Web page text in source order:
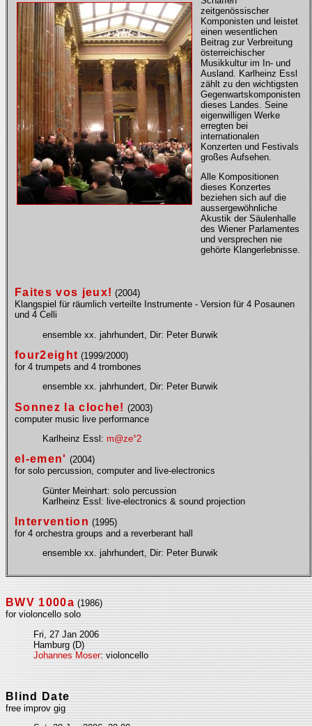
zeitgenössischer
Komponisten und leistet
einen wesentlichen
Beitrag zur Verbreitung
österreichischer
Musikkultur im In- und
Ausland. Karlheinz Essl
zählt zu den wichtigsten
Gegenwartskomponisten
dieses Landes. Seine
eigenwilligen Werke
erregten bei
internationalen
Konzerten und Festivals
großes Aufsehen.
Alle Kompositionen
dieses Konzertes
beziehen sich auf die
aussergewöhnliche
Akustik der Säulenhalle
des Wiener Parlamentes
und versprechen nie
gehörte Klangerlebnisse.
Faites vos jeux! (2004)
Klangspiel für räumlich verteilte Instrumente - Version für 4 Posaunen
und 4 Celli
ensemble xx. jahrhundert, Dir: Peter Burwik
four2eight (1999/2000)
for 4 trumpets and 4 trombones
ensemble xx. jahrhundert, Dir: Peter Burwik
Sonnez la cloche! (2003)
computer music live performance
Karlheinz Essl: m@ze°2
el-emen' (2004)
for solo percussion, computer and live-electronics
Günter Meinhart: solo percussion
Karlheinz Essl: live-electronics & sound projection
Intervention (1995)
for 4 orchestra groups and a reverberant hall
ensemble xx. jahrhundert, Dir: Peter Burwik
BWV 1000a (1986)
for violoncello solo
Fri, 27 Jan 2006
Hamburg (D)
Johannes Moser: violoncello
Blind Date
free improv gig